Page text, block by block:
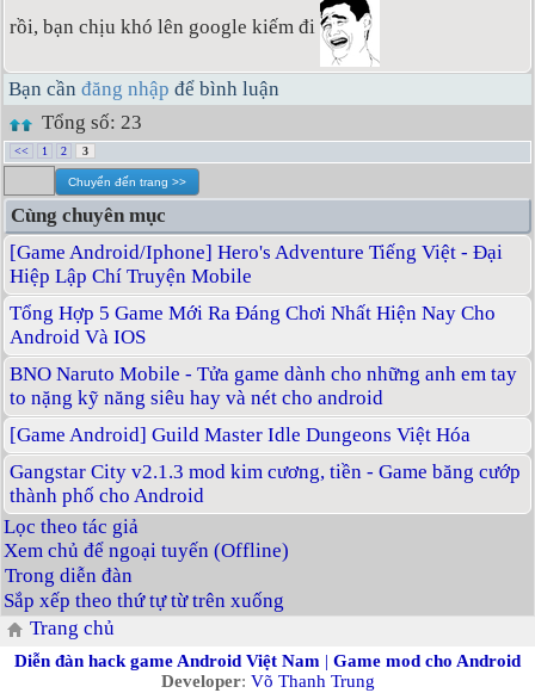
rồi, bạn chịu khó lên google kiếm đi
Bạn cần đăng nhập để bình luận
Tổng số: 23
<< 1 2 3
Cùng chuyên mục
[Game Android/Iphone] Hero's Adventure Tiếng Việt - Đại
Hiệp Lập Chí Truyện Mobile
Tổng Hợp 5 Game Mới Ra Đáng Chơi Nhất Hiện Nay Cho
Android Và IOS
BNO Naruto Mobile - Tửa game dành cho những anh em tay
to nặng kỹ năng siêu hay và nét cho android
[Game Android] Guild Master Idle Dungeons Việt Hóa
Gangstar City v2.1.3 mod kim cương, tiền - Game băng cướp
thành phố cho Android
Lọc theo tác giả
Xem chủ để ngoại tuyến (Offline)
Trong diễn đàn
Sắp xếp theo thứ tự từ trên xuống
Trang chủ
Diễn đàn hack game Android Việt Nam | Game mod cho Android
Developer: Võ Thanh Trung